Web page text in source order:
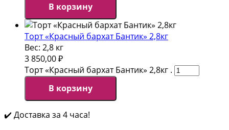
В корзину
Торт «Красный бархат Бантик» 2,8кг
Вес: 2,8 кг
3 850,00₽
Торт «Красный бархат Бантик» 2,8кг .
В корзину
✔️ Доставка за 4 часа!